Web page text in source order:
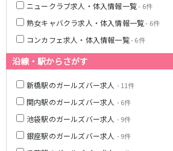
ニュークラブ求人・体入情報一覧- 6件
熟女キャバクラ求人・体入情報一覧- 6件
コンカフェ求人・体入情報一覧- 6件
沿線・駅からさがす
新橋駅のガールズバー求人 - 11件
関内駅のガールズバー求人 - 6件
池袋駅のガールズバー求人 - 9件
銀座駅のガールズバー求人 - 9件
新宿駅
町田駅
本厚木駅
厚木駅
相模大野駅
下北沢駅
祖師ヶ谷大蔵駅
向ヶ丘遊園駅
登戸駅
成城学園前駅
経堂駅
小田急相模原駅